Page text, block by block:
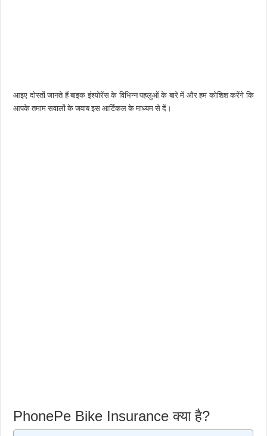
आइए दोस्तों जानते हैं बाइक इंश्योरेंस के विभिन्न पहलुओं के बारे में और हम कोशिश करेंगे कि
आपके तमाम सवालों के जवाब इस आर्टिकल के माध्यम से दें।
PhonePe Bike Insurance क्या है?